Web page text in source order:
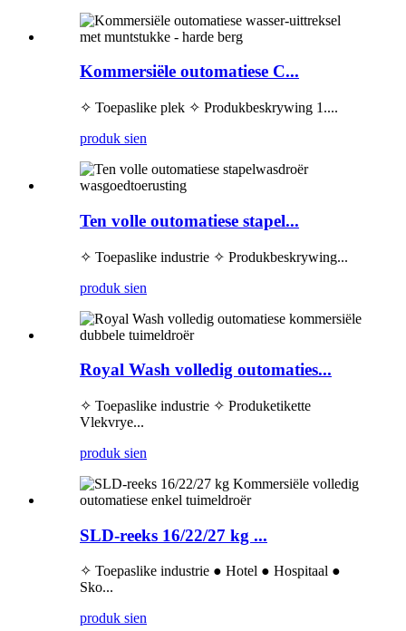
Kommersiële outomatiese C...
✧ Toepaslike plek ✧ Produkbeskrywing 1....
produk sien
Ten volle outomatiese stapel...
✧ Toepaslike industrie ✧ Produkbeskrywing...
produk sien
Royal Wash volledig outomaties...
✧ Toepaslike industrie ✧ Produketikette
Vlekvrye...
produk sien
SLD-reeks 16/22/27 kg ...
✧ Toepaslike industrie ● Hotel ● Hospitaal ●
Sko...
produk sien